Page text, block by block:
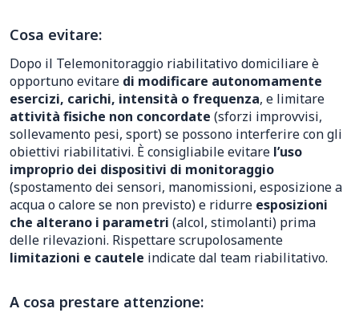
Cosa evitare:
Dopo il Telemonitoraggio riabilitativo domiciliare è
opportuno evitare di modificare autonomamente
esercizi, carichi, intensità o frequenza, e limitare
attività fisiche non concordate (sforzi improvvisi,
sollevamento pesi, sport) se possono interferire con gli
obiettivi riabilitativi. È consigliabile evitare l’uso
improprio dei dispositivi di monitoraggio
(spostamento dei sensori, manomissioni, esposizione a
acqua o calore se non previsto) e ridurre esposizioni
che alterano i parametri (alcol, stimolanti) prima
delle rilevazioni. Rispettare scrupolosamente
limitazioni e cautele indicate dal team riabilitativo.
A cosa prestare attenzione: